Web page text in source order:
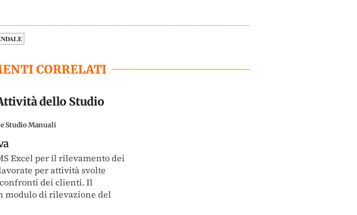
CORRELATI
dello Studio
Studio Manuali
Excel per il rilevamento dei
per attività svolte
dei clienti. Il
modulo di rilevazione del